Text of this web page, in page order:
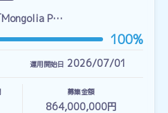
Mongolia P…
100%
運用開始日 2026/07/01
募集金額
864,000,000円